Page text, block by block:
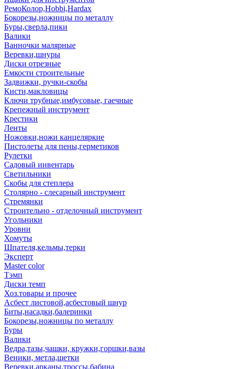
РемоКолор,Hobbi,Hardax
Бокорезы,ножницы по металлу
Буры,сверла,пики
Валики
Ванночки малярные
Веревки,шнуры
Диски отрезные
Емкости строительные
Задвижки, ручки-скобы
Кисти,макловицы
Ключи трубные,имбусовые, гаечные
Крепежный инструмент
Крестики
Ленты
Ножовки,ножи канцеляркие
Пистолеты для пены,герметиков
Рулетки
Садовый инвентарь
Светильники
Скобы для степлера
Столярно - слесарный инструмент
Стремянки
Строительно - отделочный инструмент
Угольники
Уровни
Хомуты
Шпателя,кельмы,терки
Эксперт
Master color
Тэмп
Диски темп
Хоз.товары и прочее
Асбест листовой,асбестовый шнур
Биты,насадки,балеринки
Бокорезы,ножницы по металлу
Буры
Валики
Ведра,тазы,чашки, кружки,горшки,вазы
Веники, метла,щетки
Веревки,арканы,троссы,бабина